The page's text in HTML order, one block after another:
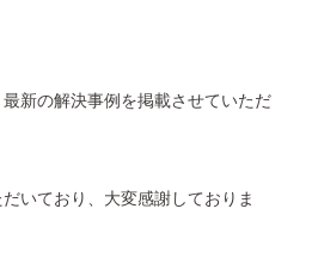
新の解決事例を掲載させていただ
いており、大変感謝しておりま